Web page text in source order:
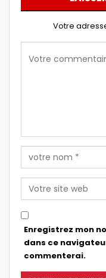
Votre
Enregistrez mon
dans ce
commenterai.